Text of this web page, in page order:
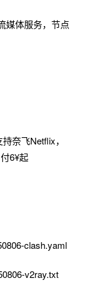
媒体服务，节点
持奈飞Netflix，
6¥起
clash.yaml
v2ray.txt